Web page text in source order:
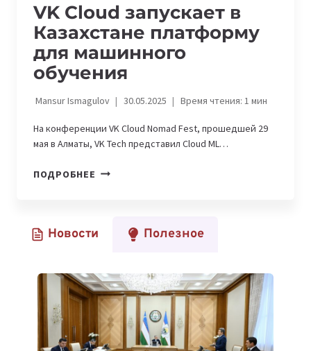
VK Cloud запускает в
Казахстане платформу
для машинного
обучения
Mansur Ismagulov 30.05.2025 Время чтения: 1мин
На конференции VK Cloud Nomad Fest, прошедшей 29
мая в Алматы, VK Tech представил Cloud ML…
ПОДРОБНЕЕ VK
КАЗАХСТАНЕ
МАШИННОГО
ОБУЧЕНИЯ
Новости Полезное